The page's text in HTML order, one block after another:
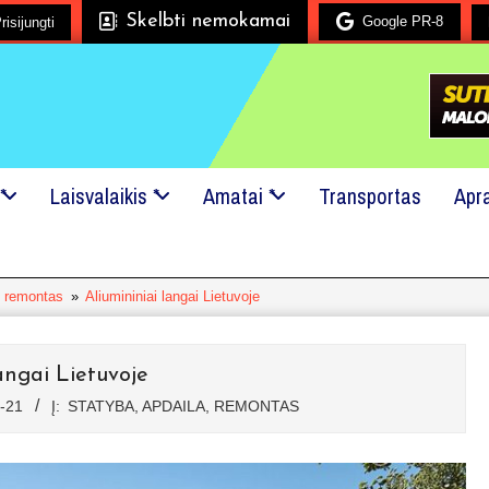
mielai padėsime! 24x7 pagalba! Kreipkitės į mus, net jei tai
Skelbti nemokamai Google PR-8
Laisvalaikis * Amatai * Transportas
» Aliumininiai langai Lietuvoje
Lietuvoje
21 Į: STATYBA, APDAILA, REMONTAS